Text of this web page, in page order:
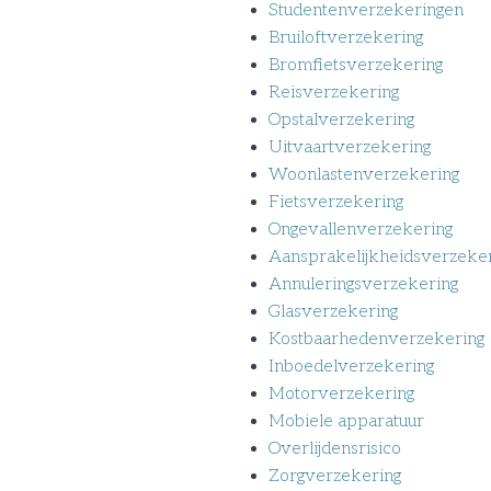
Studentenverzekeringen
Bruiloftverzekering
Bromfietsverzekering
Reisverzekering
Opstalverzekering
Uitvaartverzekering
Woonlastenverzekering
Fietsverzekering
Ongevallenverzekering
Annuleringsverzekering
Glasverzekering
Kostbaarhedenverzekering
Inboedelverzekering
Motorverzekering
Mobiele apparatuur
Overlijdensrisico
Zorgverzekering